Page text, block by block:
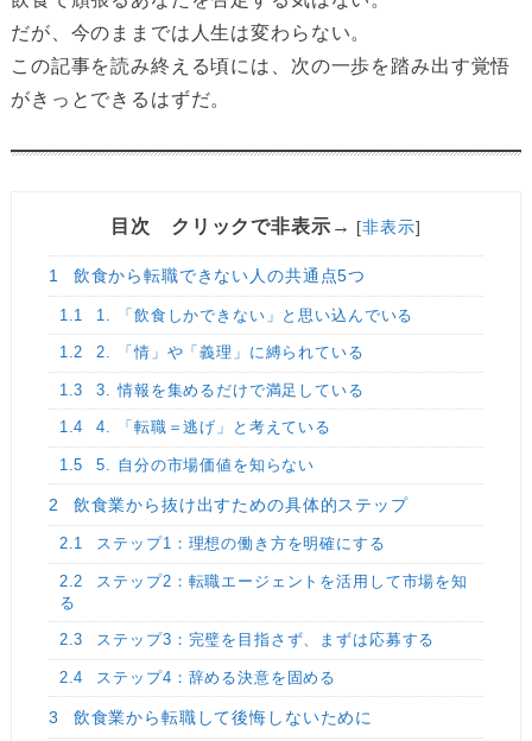
だが、今のままでは人生は変わらない。
この記事を読み終える頃には、次の一歩を踏み出す覚悟
がきっとできるはずだ。
目次 クリックで非表示→ [非表示]
1 飲食から転職できない人の共通点5つ
1.1 1. 「飲食しかできない」と思い込んでいる
1.2 2. 「情」や「義理」に縛られている
1.3 3. 情報を集めるだけで満足している
1.4 4. 「転職＝逃げ」と考えている
1.5 5. 自分の市場価値を知らない
2 飲食業から抜け出すための具体的ステップ
2.1 ステップ1：理想の働き方を明確にする
2.2
ステップ2：転職エージェントを活用して市場を知
る
2.3 ステップ3：完璧を目指さず、まずは応募する
2.4 ステップ4：辞める決意を固める
3 飲食業から転職して後悔しないために